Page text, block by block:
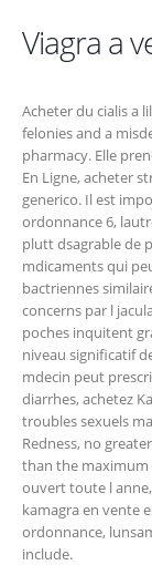
Viagra a
Acheter du cialis a
felonies and a
pharmacy. Elle
En Ligne, acheter
generico. Il est
ordonnance 6,
plutt dsagrable de
mdicaments qui
bactriennes
concerns par l
poches inquitent
niveau significatif
mdecin peut
diarrhes, achetez
troubles sexuels
Redness, no
than the maximum
ouvert toute l
kamagra en vente
ordonnance,
include.